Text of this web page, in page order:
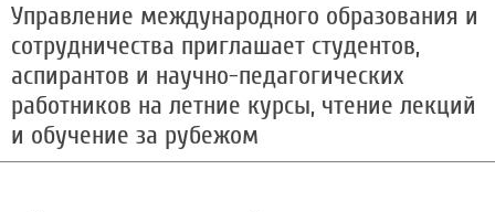
Управление международного образования и
сотрудничества приглашает студентов,
аспирантов и научно-педагогических
работников на летние курсы, чтение лекций
и обучение за рубежом